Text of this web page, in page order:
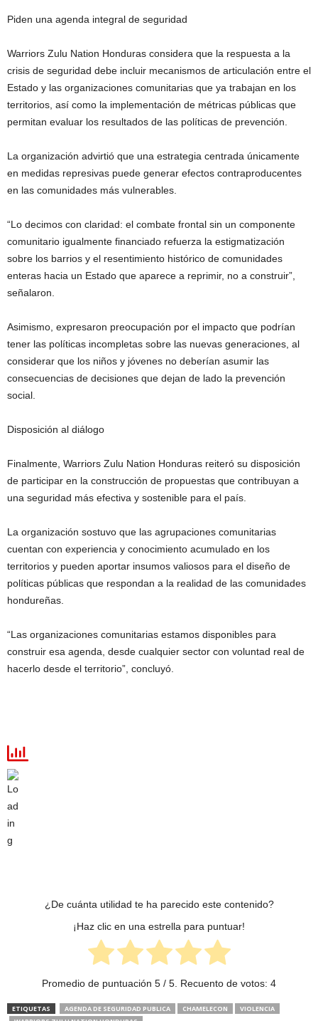
Piden una agenda integral de seguridad
Warriors Zulu Nation Honduras considera que la respuesta a la
crisis de seguridad debe incluir mecanismos de articulación entre el
Estado y las organizaciones comunitarias que ya trabajan en los
territorios, así como la implementación de métricas públicas que
permitan evaluar los resultados de las políticas de prevención.
La organización advirtió que una estrategia centrada únicamente
en medidas represivas puede generar efectos contraproducentes
en las comunidades más vulnerables.
“Lo decimos con claridad: el combate frontal sin un componente
comunitario igualmente financiado refuerza la estigmatización
sobre los barrios y el resentimiento histórico de comunidades
enteras hacia un Estado que aparece a reprimir, no a construir”,
señalaron.
Asimismo, expresaron preocupación por el impacto que podrían
tener las políticas incompletas sobre las nuevas generaciones, al
considerar que los niños y jóvenes no deberían asumir las
consecuencias de decisiones que dejan de lado la prevención
social.
Disposición al diálogo
Finalmente, Warriors Zulu Nation Honduras reiteró su disposición
de participar en la construcción de propuestas que contribuyan a
una seguridad más efectiva y sostenible para el país.
La organización sostuvo que las agrupaciones comunitarias
cuentan con experiencia y conocimiento acumulado en los
territorios y pueden aportar insumos valiosos para el diseño de
políticas públicas que respondan a la realidad de las comunidades
hondureñas.
“Las organizaciones comunitarias estamos disponibles para
construir esa agenda, desde cualquier sector con voluntad real de
hacerlo desde el territorio”, concluyó.
¿De cuánta utilidad te ha parecido este contenido?
¡Haz clic en una estrella para puntuar!
Promedio de puntuación 5 / 5. Recuento de votos: 4
ETIQUETAS AGENDA DE SEGURIDAD PUBLICA CHAMELECON
VIOLENCIA